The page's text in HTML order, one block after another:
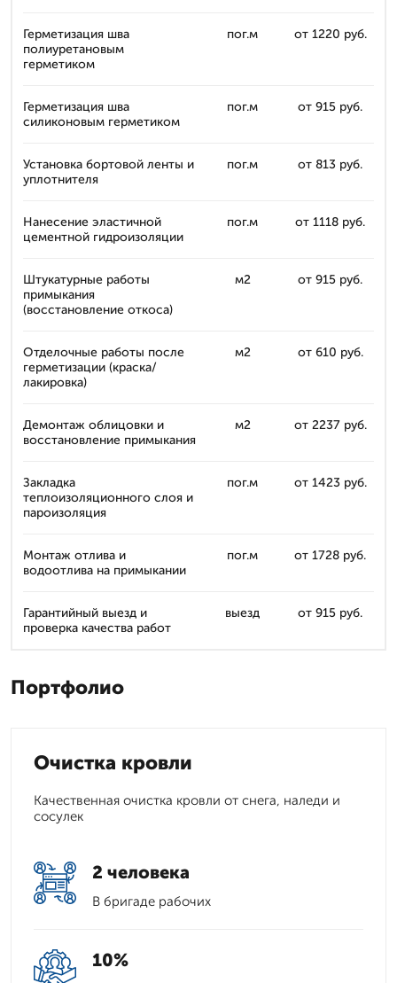
Герметизация шва
полиуретановым
герметиком
пог.м от 1220 руб.
Герметизация шва
силиконовым герметиком
пог.м от 915 руб.
Установка бортовой ленты и
уплотнителя
пог.м от 813 руб.
Нанесение эластичной
цементной гидроизоляции
пог.м от 1118 руб.
Штукатурные работы
примыкания
(восстановление откоса)
м2 от 915 руб.
Отделочные работы после
герметизации (краска/
лакировка)
м2 от 610 руб.
Демонтаж облицовки и
восстановление примыкания
м2 от 2237 руб.
Закладка
теплоизоляционного слоя и
пароизоляция
пог.м от 1423 руб.
Монтаж отлива и
водоотлива на примыкании
пог.м от 1728 руб.
Гарантийный выезд и
проверка качества работ
выезд от 915 руб.
Портфолио
Очистка кровли
Качественная очистка кровли от снега, наледи и
сосулек
2 человека
В бригаде рабочих
10%